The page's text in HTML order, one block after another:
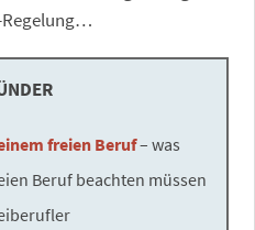
Regelung…
freien Beruf– was
Beruf beachten müssen